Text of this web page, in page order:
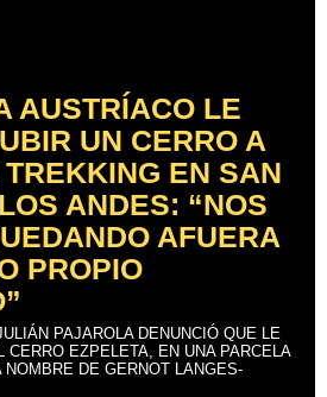
AUSTRÍACO LE
UN CERRO A
EN SAN
ANDES: “NOS
AFUERA
PROPIO
PAJAROLA DENUNCIÓ QUE LE
CERRO EZPELETA, EN UNA PARCELA
NOMBRE DE GERNOT LANGES-